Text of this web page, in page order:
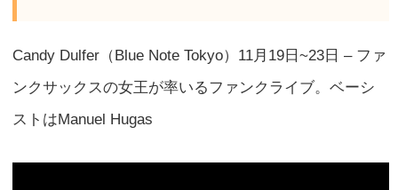
Candy Dulfer（Blue Note Tokyo）11月19日~23日 – ファ
ンクサックスの女王が率いるファンクライブ。ベーシ
ストはManuel Hugas